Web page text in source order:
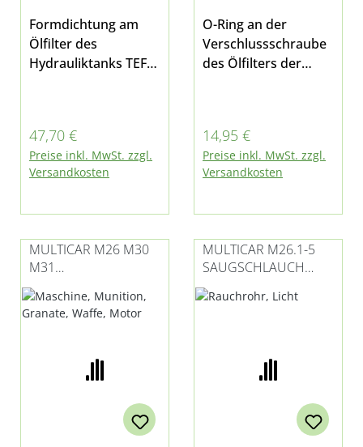
Formdichtung am
Ölfilter des
Hydrauliktanks TEFB
Hydraulikbei
Multicar M25.2
(Modell 91 mit VW-
Modelle, M27 und
Fumo M30 E3/E4/E5
Regulärer Preis:
47,70 €
Preise inkl. MwSt. zzgl.
Versandkosten
O-Ring an der
Verschlussschraube
des Ölfilters der
auf Bild 2 passend
für Multicar M25
Modell 91 (mit VW-
Modelle und Fumo
M30 E3/E4/E5
Regulärer Preis:
14,95 €
Preise inkl. MwSt. zzgl.
Versandkosten
MULTICAR M26 M30
M31
AXIALKOLBENPUMPE
MULTICAR M26.1-5
SAUGSCHLAUCH
HYDRAULIK